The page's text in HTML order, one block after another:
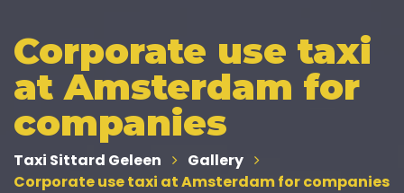
Corporate use taxi
at Amsterdam for
companies
Taxi Sittard Geleen
Gallery
Corporate use taxi at Amsterdam for companies